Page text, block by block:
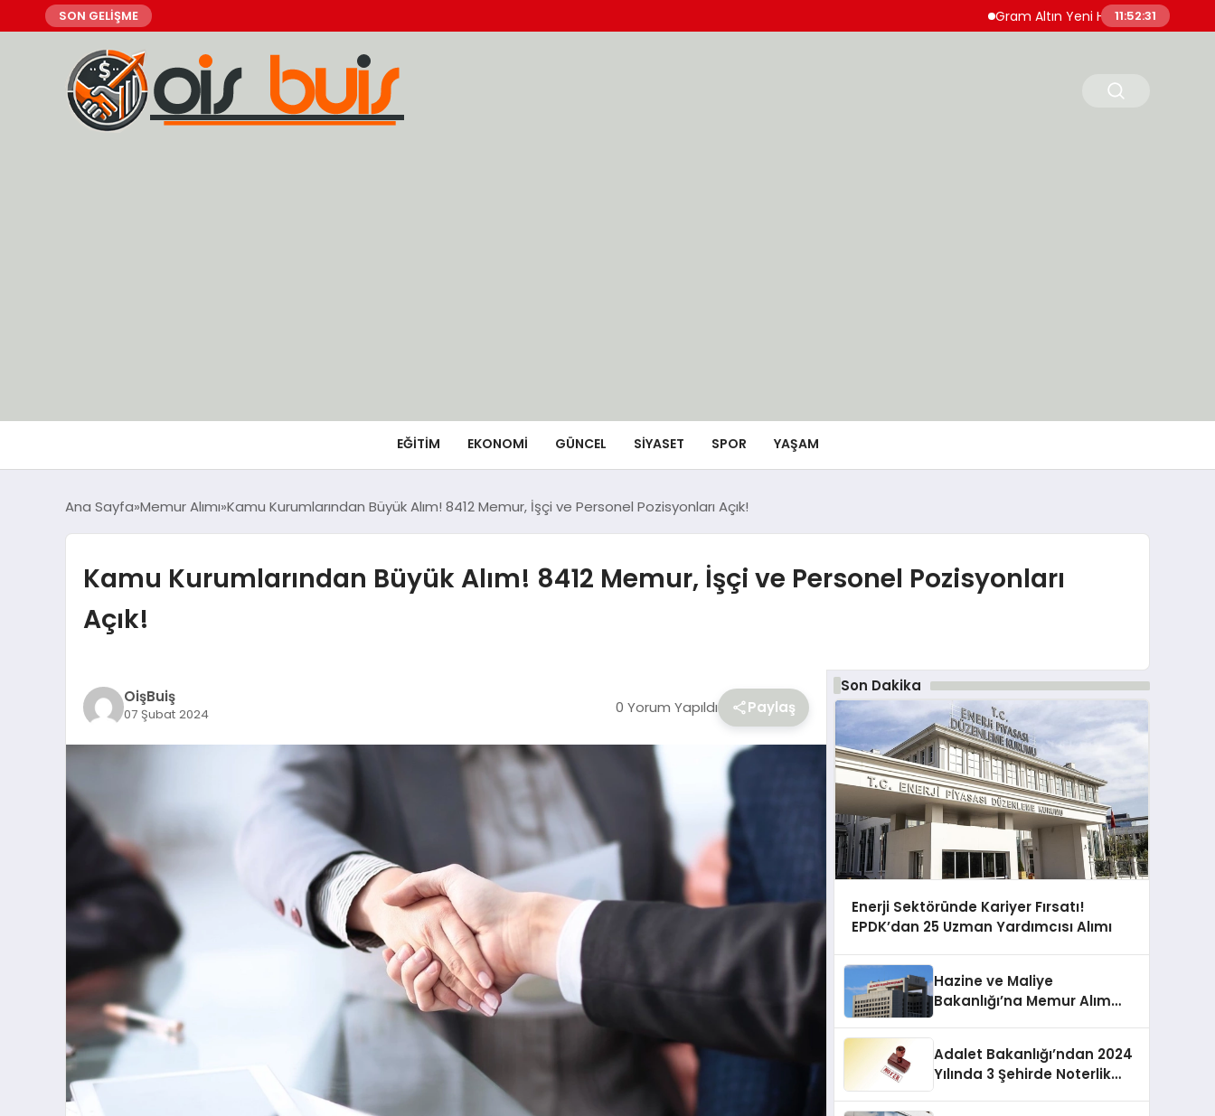
SON GELİŞME Gram Altın Yeni Haftaya Yükselişle Başladı
11:52:32
EĞİTİM EKONOMİ GÜNCEL SIYASET SPOR YAŞAM
Ana Sayfa Memur Alımı Kamu Kurumlarından Büyük Alım! 8412 Memur, İşçi ve Personel Pozisyonları Açık!
Kamu Kurumlarından Büyük Alım! 8412 Memur, İşçi ve Personel Pozisyonları
Açık!
OişBuiş
07 Şubat 2024 0 Yorum Yapıldı Paylaş
Son Dakika
Enerji Sektöründe Kariyer Fırsatı!
EPDK’dan 25 Uzman Yardımcısı Alımı
Hazine ve Maliye
Bakanlığı’na Memur Alım
Adalet Bakanlığı’ndan 2024
Yılında 3 Şehirde Noterlik